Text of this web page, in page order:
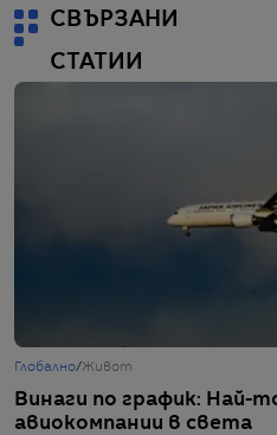
СВЪРЗАНИ
СТАТИИ
Глобално/Живот
Винаги по график: Най-
авиокомпании в света